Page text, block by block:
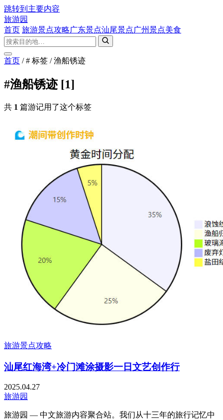
跳转到主要内容
旅游园
首页 旅游景点攻略广东景点汕尾景点广州景点美食
首页 / # 标签 / 渔船锈迹
#渔船锈迹 [1]
共 1 篇游记用了这个标签
旅游景点攻略
汕尾红海湾+冷门滩涂摄影一日文艺创作行
2025.04.27
旅游园
旅游园 — 中文旅游内容聚合站。我们从十三年的旅行记忆中